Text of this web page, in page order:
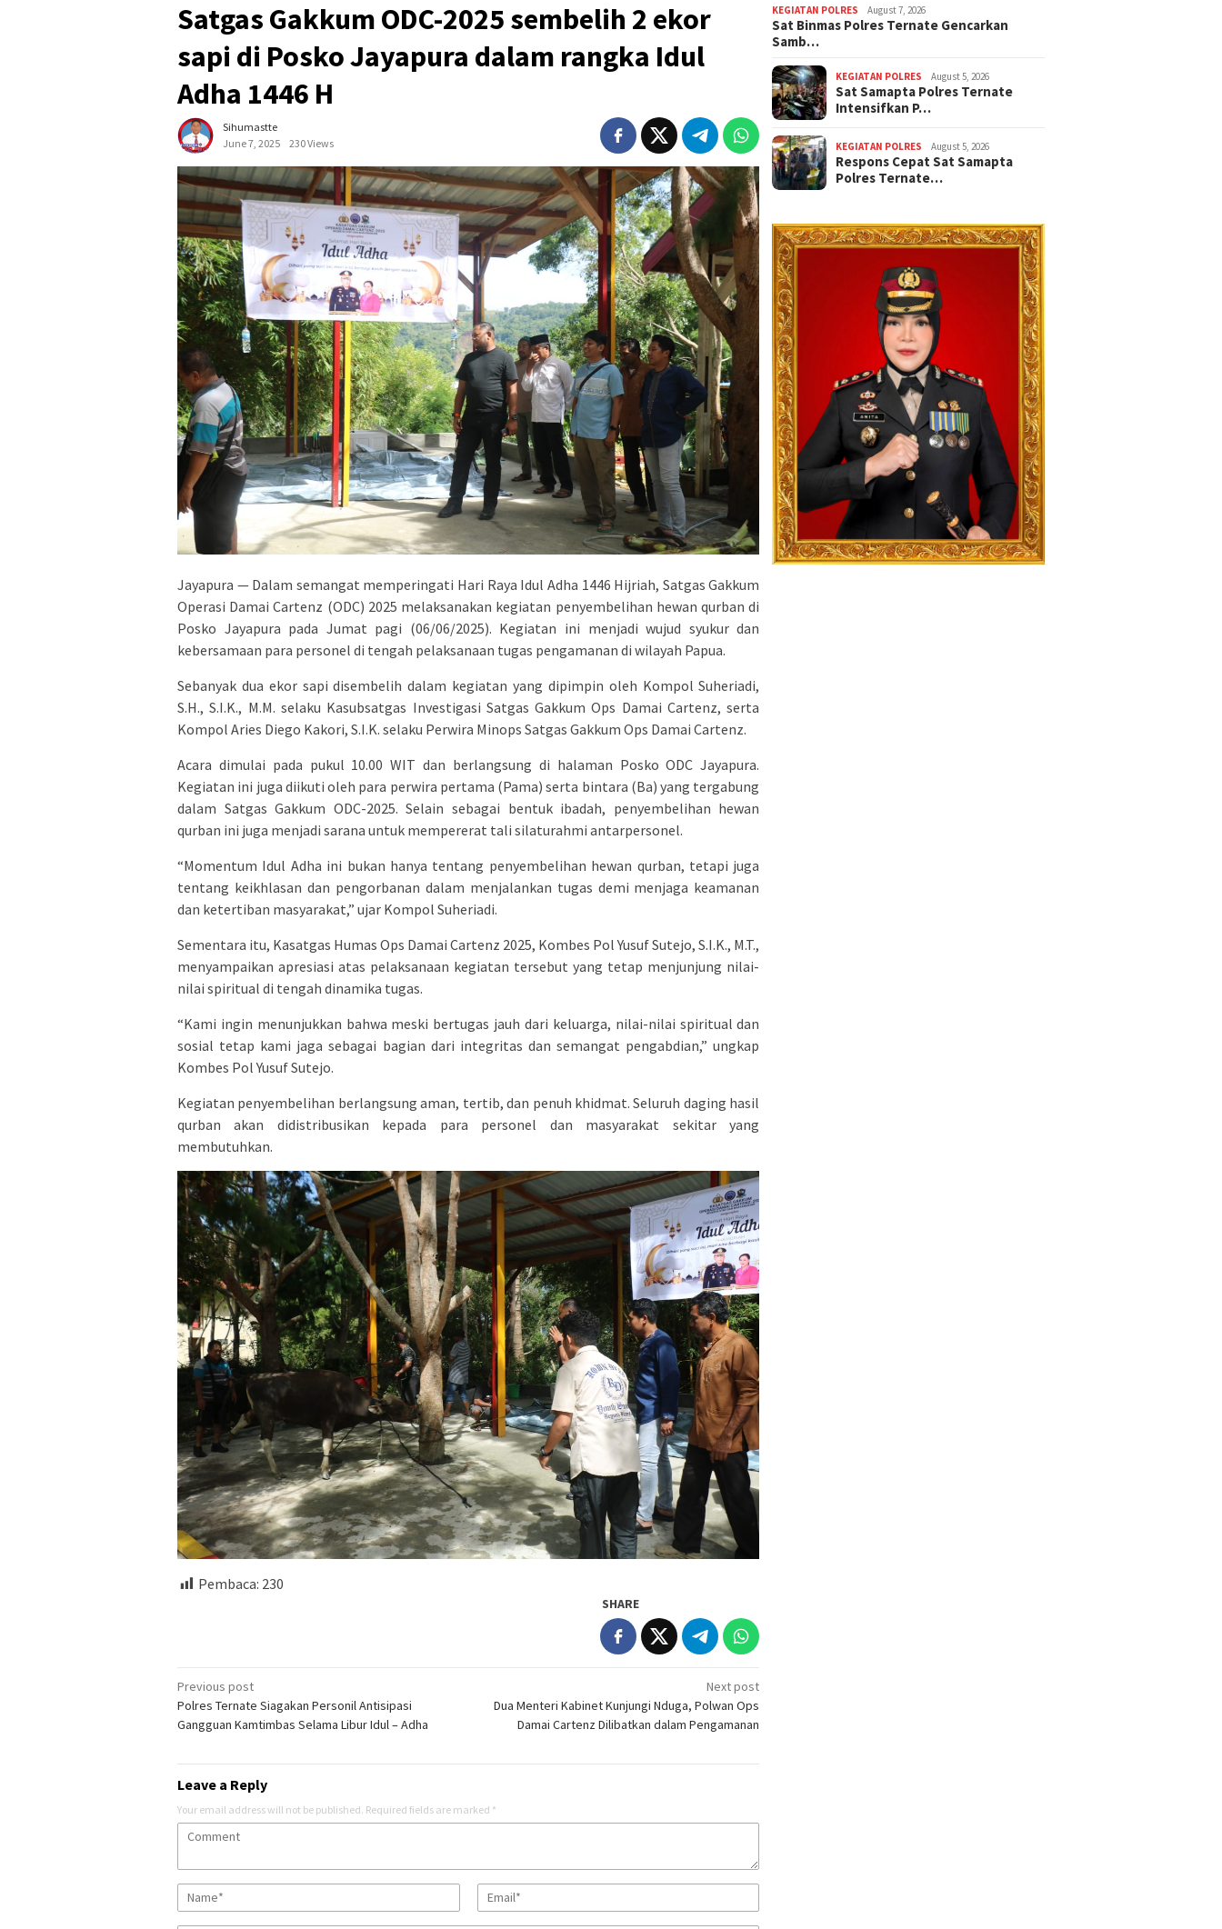
Satgas Gakkum ODC-2025 sembelih 2 ekor
sapi di Posko Jayapura dalam rangka Idul
Adha 1446 H
Sihumastte
June 7, 2025
230 Views
Jayapura — Dalam semangat memperingati Hari Raya Idul Adha 1446 Hijriah, Satgas Gakkum
Operasi Damai Cartenz (ODC) 2025 melaksanakan kegiatan penyembelihan hewan qurban di
Posko Jayapura pada Jumat pagi (06/06/2025). Kegiatan ini menjadi wujud syukur dan
kebersamaan para personel di tengah pelaksanaan tugas pengamanan di wilayah Papua.
Sebanyak dua ekor sapi disembelih dalam kegiatan yang dipimpin oleh Kompol Suheriadi,
S.H., S.I.K., M.M. selaku Kasubsatgas Investigasi Satgas Gakkum Ops Damai Cartenz, serta
Kompol Aries Diego Kakori, S.I.K. selaku Perwira Minops Satgas Gakkum Ops Damai Cartenz.
Acara dimulai pada pukul 10.00 WIT dan berlangsung di halaman Posko ODC Jayapura.
Kegiatan ini juga diikuti oleh para perwira pertama (Pama) serta bintara (Ba) yang tergabung
dalam Satgas Gakkum ODC-2025. Selain sebagai bentuk ibadah, penyembelihan hewan
qurban ini juga menjadi sarana untuk mempererat tali silaturahmi antarpersonel.
“Momentum Idul Adha ini bukan hanya tentang penyembelihan hewan qurban, tetapi juga
tentang keikhlasan dan pengorbanan dalam menjalankan tugas demi menjaga keamanan
dan ketertiban masyarakat,” ujar Kompol Suheriadi.
Sementara itu, Kasatgas Humas Ops Damai Cartenz 2025, Kombes Pol Yusuf Sutejo, S.I.K., M.T.,
menyampaikan apresiasi atas pelaksanaan kegiatan tersebut yang tetap menjunjung nilai-
nilai spiritual di tengah dinamika tugas.
“Kami ingin menunjukkan bahwa meski bertugas jauh dari keluarga, nilai-nilai spiritual dan
sosial tetap kami jaga sebagai bagian dari integritas dan semangat pengabdian,” ungkap
Kombes Pol Yusuf Sutejo.
Kegiatan penyembelihan berlangsung aman, tertib, dan penuh khidmat. Seluruh daging hasil
qurban akan didistribusikan kepada para personel dan masyarakat sekitar yang
membutuhkan.
Pembaca: 230
SHARE
Post
navigation
Previous post
Polres Ternate Siagakan Personil Antisipasi
Gangguan Kamtimbas Selama Libur Idul – Adha
Next post
Dua Menteri Kabinet Kunjungi Nduga, Polwan Ops
Damai Cartenz Dilibatkan dalam Pengamanan
Leave a Reply
Your email address will not be published. Required fields are marked *
KEGIATAN POLRES August 7, 2026
Sat Binmas Polres Ternate Gencarkan
Samb…
KEGIATAN POLRES August 5, 2026
Sat Samapta Polres Ternate
Intensifkan P…
KEGIATAN POLRES August 5, 2026
Respons Cepat Sat Samapta
Polres Ternate…